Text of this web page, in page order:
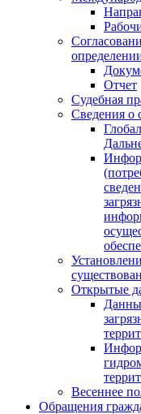
Отчет
Судебная
Сведения о
Открытые
Весеннее
Обращения